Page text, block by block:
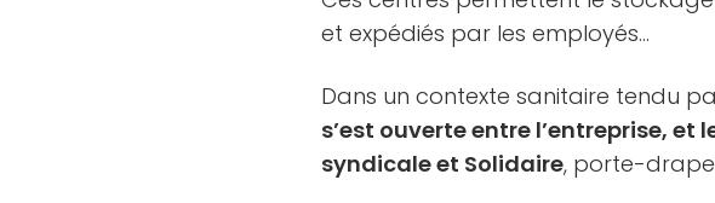
et expédiés par les employés…
Dans un contexte sanitaire tendu
s’est ouverte entre l’entreprise, et
syndicale et Solidaire, porte-